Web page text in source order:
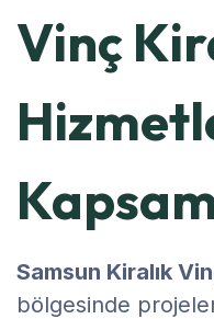
Vinç
Samsun Kiralık
bölgesinde